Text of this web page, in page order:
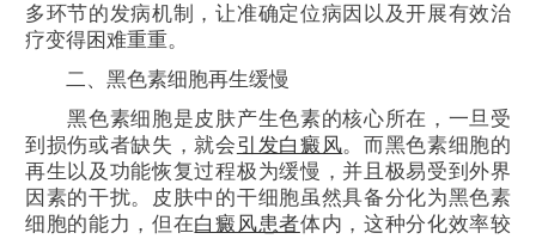
多环节的发病机制，让准确定位病因以及开展有效治
疗变得困难重重。
二、黑色素细胞再生缓慢
黑色素细胞是皮肤产生色素的核心所在，一旦受
到损伤或者缺失，就会引发白癜风。而黑色素细胞的
再生以及功能恢复过程极为缓慢，并且极易受到外界
因素的干扰。皮肤中的干细胞虽然具备分化为黑色素
细胞的能力，但在白癜风患者体内，这种分化效率较